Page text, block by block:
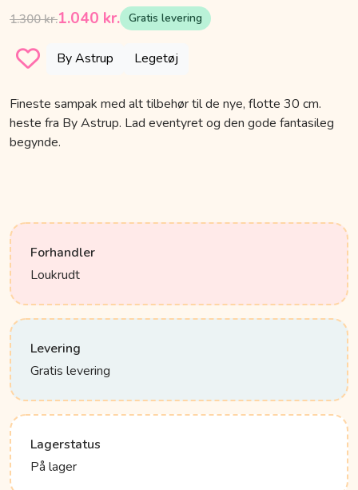
1.300 kr.1.040 kr. Gratis levering
By Astrup Legetøj
Fineste sampak med alt tilbehør til de nye, flotte 30 cm.
heste fra By Astrup. Lad eventyret og den gode fantasileg
begynde.
Forhandler
Loukrudt
Levering
Gratis levering
Lagerstatus
På lager